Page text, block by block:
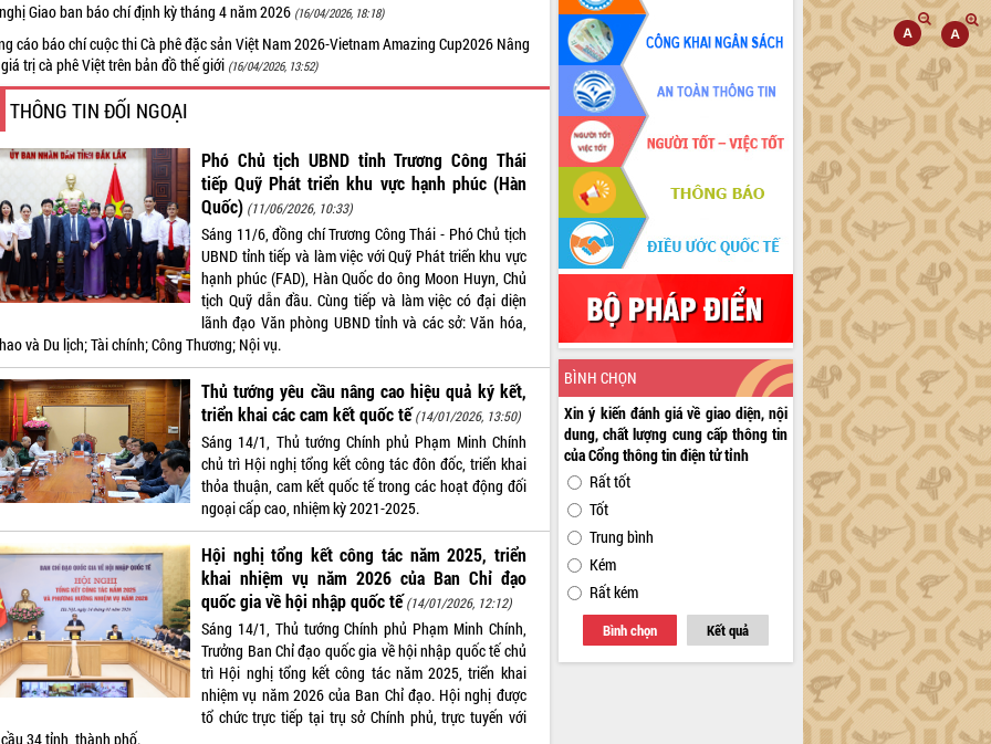
Giao ban báo chí định kỳ tháng 4 năm 2026 (16/04/2026, 18:18)
cáo báo chí cuộc thi Cà phê đặc sản Việt Nam 2026-Vietnam Amazing Cup2026 Nâng
trị cà phê Việt trên bản đồ thế giới (16/04/2026, 13:52)
THÔNG TIN ĐỐI NGOẠI
Phó Chủ tịch UBND tỉnh Trương Công Thái
tiếp Quỹ Phát triển khu vực hạnh phúc (Hàn
Quốc) (11/06/2026, 10:33)
Sáng 11/6, đồng chí Trương Công Thái - Phó Chủ tịch
UBND tỉnh tiếp và làm việc với Quỹ Phát triển khu vực
hạnh phúc (FAD), Hàn Quốc do ông Moon Huyn, Chủ
tịch Quỹ dẫn đầu. Cùng tiếp và làm việc có đại diện
lãnh đạo Văn phòng UBND tỉnh và các sở: Văn hóa,
và Du lịch; Tài chính; Công Thương; Nội vụ.
Thủ tướng yêu cầu nâng cao hiệu quả ký kết,
triển khai các cam kết quốc tế (14/01/2026, 13:50)
Sáng 14/1, Thủ tướng Chính phủ Phạm Minh Chính
chủ trì Hội nghị tổng kết công tác đôn đốc, triển khai
thỏa thuận, cam kết quốc tế trong các hoạt động đối
ngoại cấp cao, nhiệm kỳ 2021-2025.
Hội nghị tổng kết công tác năm 2025, triển
khai nhiệm vụ năm 2026 của Ban Chỉ đạo
quốc gia về hội nhập quốc tế (14/01/2026, 12:12)
Sáng 14/1, Thủ tướng Chính phủ Phạm Minh Chính,
Trưởng Ban Chỉ đạo quốc gia về hội nhập quốc tế chủ
trì Hội nghị tổng kết công tác năm 2025, triển khai
nhiệm vụ năm 2026 của Ban Chỉ đạo. Hội nghị được
tổ chức trực tiếp tại trụ sở Chính phủ, trực tuyến với
34 tỉnh, thành phố.
BÌNH CHỌN
Xin ý kiến đánh giá về giao diện, nội
dung, chất lượng cung cấp thông tin
của Cổng thông tin điện tử tỉnh
Rất tốt
Tốt
Trung bình
Kém
Rất kém
Bình chọn Kết quả